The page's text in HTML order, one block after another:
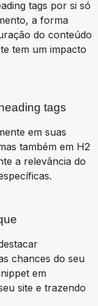
tags por si só
a forma
do conteúdo
tem um impacto
tags
em suas
também em H2
a relevância do
chances do seu
em
site e trazendo